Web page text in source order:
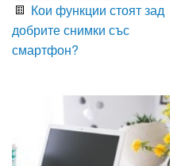
Кои функции стоят зад
добрите снимки със
смартфон?